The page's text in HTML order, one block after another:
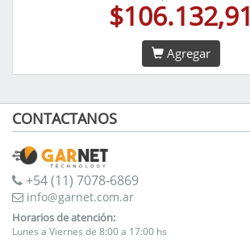
$106.132,91
Agregar
CONTACTANOS
+54 (11) 7078-6869
info@garnet.com.ar
Horarios de atención:
Lunes a Viernes de 8:00 a 17:00 hs